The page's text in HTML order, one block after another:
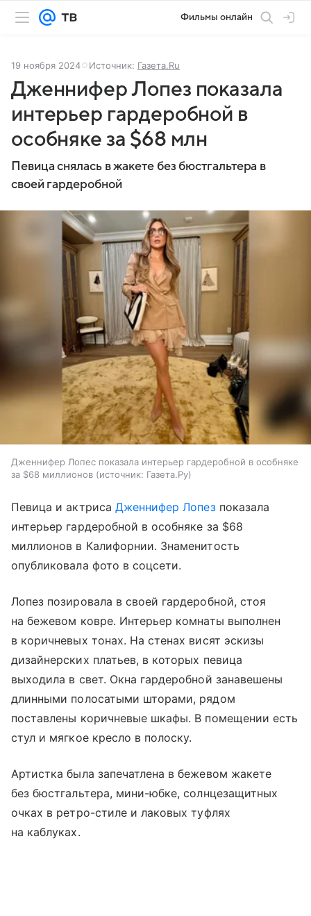
Фильмы онлайн
19 ноября 2024 Источник: Газета.Ru
Дженнифер Лопез показала
интерьер гардеробной в
особняке за $68 млн
Певица снялась в жакете без бюстгальтера в
своей гардеробной
Дженнифер Лопес показала интерьер гардеробной в особняке
за $68 миллионов
источник: Газета.Ру
Певица и актриса Дженнифер Лопезпоказала
интерьер гардеробной в особняке за $68
миллионов в Калифорнии. Знаменитость
опубликовала фото в соцсети.
Лопез позировала в своей гардеробной, стоя
на бежевом ковре. Интерьер комнаты выполнен
в коричневых тонах. На стенах висят эскизы
дизайнерских платьев, в которых певица
выходила в свет. Окна гардеробной занавешены
длинными полосатыми шторами, рядом
поставлены коричневые шкафы. В помещении есть
стул и мягкое кресло в полоску.
Артистка была запечатлена в бежевом жакете
без бюстгальтера, мини-юбке, солнцезащитных
очках в ретро-стиле и лаковых туфлях
на каблуках.